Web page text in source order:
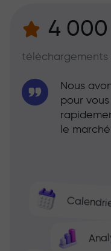
4
téléchargements
Nous
pour
le